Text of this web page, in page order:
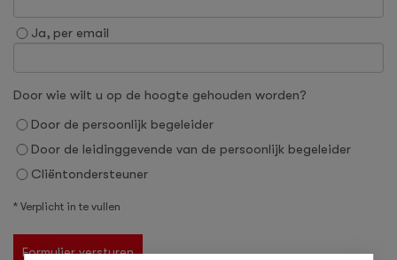
Ja, per email
Door wie wilt u op de hoogte gehouden worden?
Door de persoonlijk begeleider
Door de leidinggevende van de persoonlijk begeleider
Cliëntondersteuner
* Verplicht in te vullen
Formulier versturen